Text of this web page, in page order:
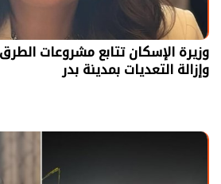
وزيرة الإسكان تتابع مشروعات
وإزالة التعديات بمدينة بدر